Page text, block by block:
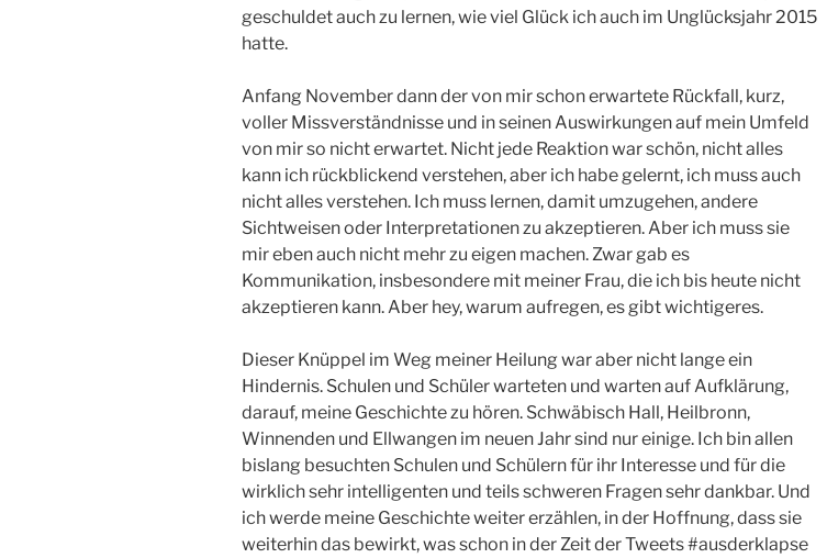
geschuldet auch zu lernen, wie viel Glück ich auch im Unglücksjahr 2015
hatte.
Anfang November dann der von mir schon erwartete Rückfall, kurz,
voller Missverständnisse und in seinen Auswirkungen auf mein Umfeld
von mir so nicht erwartet. Nicht jede Reaktion war schön, nicht alles
kann ich rückblickend verstehen, aber ich habe gelernt, ich muss auch
nicht alles verstehen. Ich muss lernen, damit umzugehen, andere
Sichtweisen oder Interpretationen zu akzeptieren. Aber ich muss sie
mir eben auch nicht mehr zu eigen machen. Zwar gab es
Kommunikation, insbesondere mit meiner Frau, die ich bis heute nicht
akzeptieren kann. Aber hey, warum aufregen, es gibt wichtigeres.
Dieser Knüppel im Weg meiner Heilung war aber nicht lange ein
Hindernis. Schulen und Schüler warteten und warten auf Aufklärung,
darauf, meine Geschichte zu hören. Schwäbisch Hall, Heilbronn,
Winnenden und Ellwangen im neuen Jahr sind nur einige. Ich bin allen
bislang besuchten Schulen und Schülern für ihr Interesse und für die
wirklich sehr intelligenten und teils schweren Fragen sehr dankbar. Und
ich werde meine Geschichte weiter erzählen, in der Hoffnung, dass sie
weiterhin das bewirkt, was schon in der Zeit der Tweets #ausderklapse